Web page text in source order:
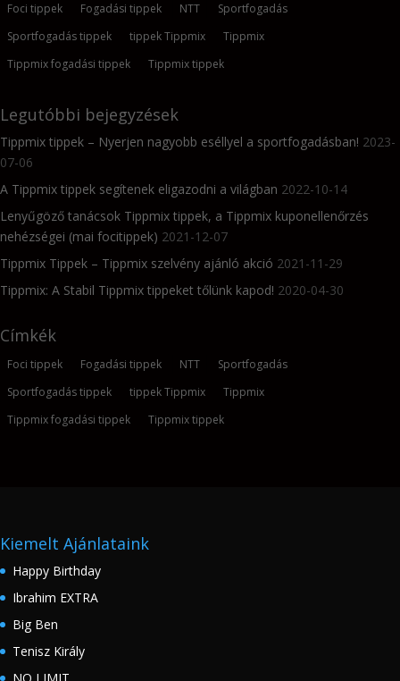
Foci tippek Fogadási tippek NTT
Sportfogadás
Sportfogadás tippek
tippek Tippmix
Tippmix
Tippmix fogadási tippek
Tippmix tippek
Legutóbbi bejegyzések
Tippmix tippek – Nyerjen nagyobb eséllyel a sportfogadásban! 2023-
07-06
A Tippmix tippek segítenek eligazodni a világban 2022-10-14
Lenyűgöző tanácsok Tippmix tippek, a Tippmix kuponellenőrzés
nehézségei (mai focitippek) 2021-12-07
Tippmix Tippek – Tippmix szelvény ajánló akció 2021-11-29
Tippmix: A Stabil Tippmix tippeket tőlünk kapod! 2020-04-30
Címkék
Foci tippek Fogadási tippek NTT
Sportfogadás
Sportfogadás tippek
tippek Tippmix
Tippmix
Tippmix fogadási tippek
Tippmix tippek
Kiemelt Ajánlataink
Happy Birthday
Ibrahim EXTRA
Big Ben
Tenisz Király